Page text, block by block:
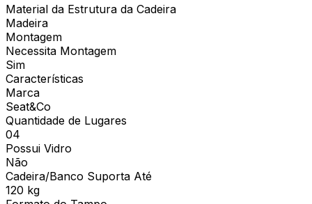
Material da Estrutura da Cadeira
Madeira
Montagem
Necessita Montagem
Sim
Características
Marca
Seat&Co
Quantidade de Lugares
04
Possui Vidro
Não
Cadeira/Banco Suporta Até
120 kg